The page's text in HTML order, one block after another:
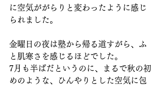
に空気ががらりと変わったように感じ
られました。
金曜日の夜は塾から帰る道すがら、ふ
と肌寒さを感じるほどでした。
7月も半ばだというのに、まるで秋の初
めのような、ひんやりとした空気に包